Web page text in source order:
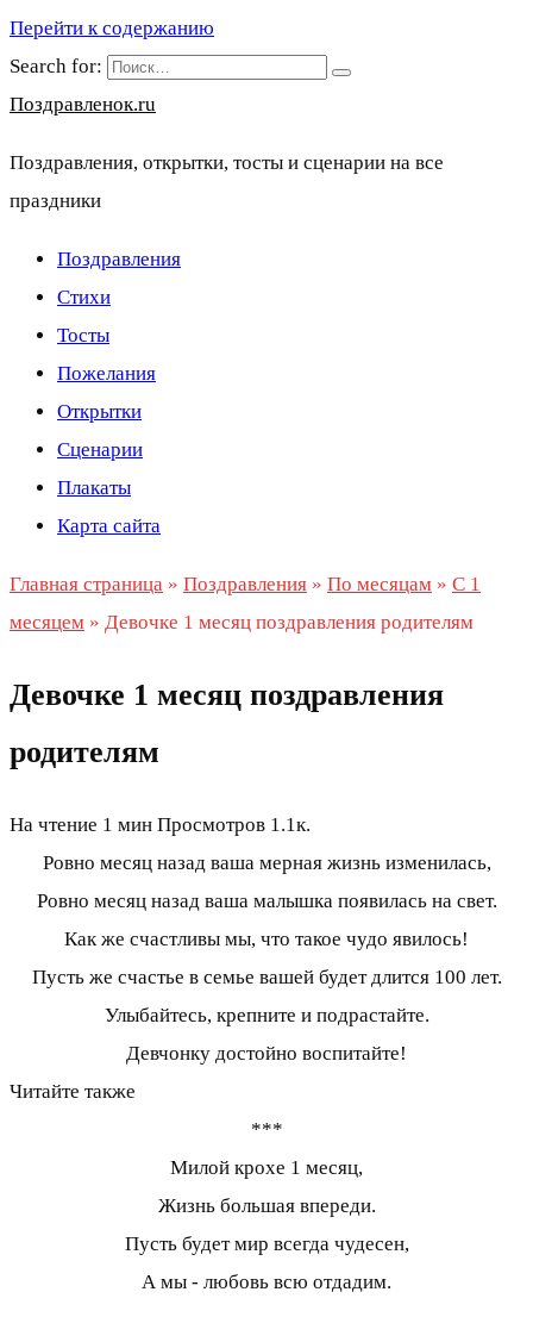
Перейти к содержанию
Search for:
Поздравленок.ru
Поздравления, открытки, тосты и сценарии на все
праздники
Поздравления
Стихи
Тосты
Пожелания
Открытки
Сценарии
Плакаты
Карта сайта
Главная страница » Поздравления » По месяцам » С 1
месяцем » Девочке 1 месяц поздравления родителям
Девочке 1 месяц поздравления
родителям
На чтение 1 мин Просмотров 1.1к.
Ровно месяц назад ваша мерная жизнь изменилась,
Ровно месяц назад ваша малышка появилась на свет.
Как же счастливы мы, что такое чудо явилось!
Пусть же счастье в семье вашей будет длится 100 лет.
Улыбайтесь, крепните и подрастайте.
Девчонку достойно воспитайте!
Читайте также
***
Милой крохе 1 месяц,
Жизнь большая впереди.
Пусть будет мир всегда чудесен,
А мы - любовь всю отдадим.